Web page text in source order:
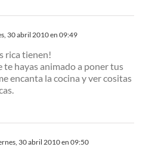
30 abril 2010 en 09:49
rica tienen!
te hayas animado a poner tus
encanta la cocina y ver cositas
30 abril 2010 en 09:50